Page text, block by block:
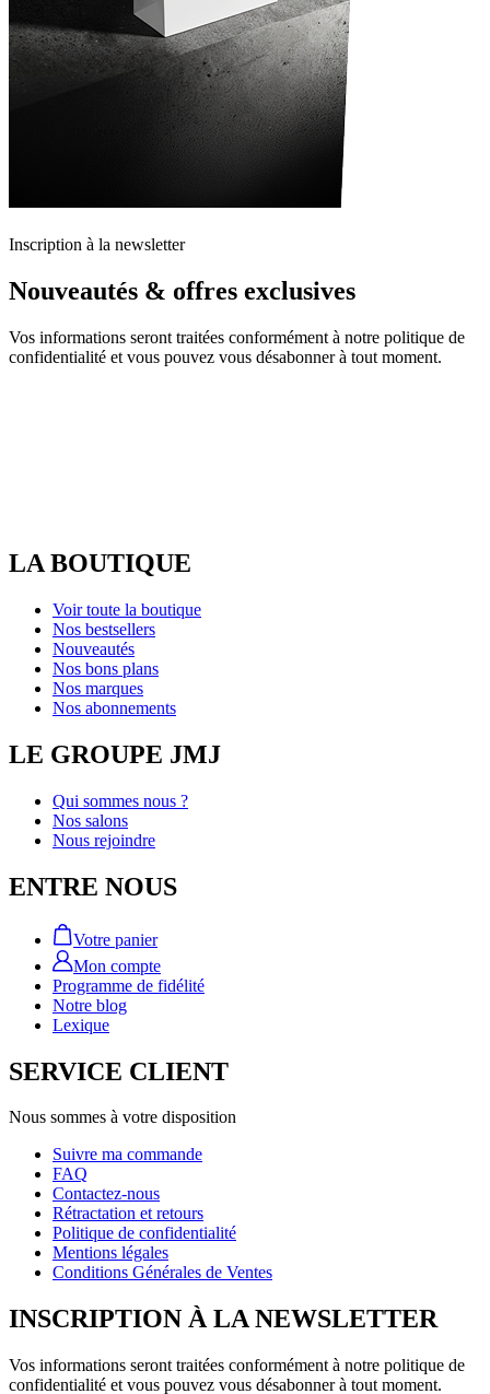
Inscription à la newsletter
Nouveautés & offres exclusives
Vos informations seront traitées conformément à notre politique de
confidentialité et vous pouvez vous désabonner à tout moment.
LA BOUTIQUE
Voir toute la boutique
Nos bestsellers
Nouveautés
Nos bons plans
Nos marques
Nos abonnements
LE GROUPE JMJ
Qui sommes nous ?
Nos salons
Nous rejoindre
ENTRE NOUS
Votre panier
Mon compte
Programme de fidélité
Notre blog
Lexique
SERVICE CLIENT
Nous sommes à votre disposition
Suivre ma commande
FAQ
Contactez-nous
Rétractation et retours
Politique de confidentialité
Mentions légales
Conditions Générales de Ventes
INSCRIPTION À LA NEWSLETTER
Vos informations seront traitées conformément à notre politique de
confidentialité et vous pouvez vous désabonner à tout moment.